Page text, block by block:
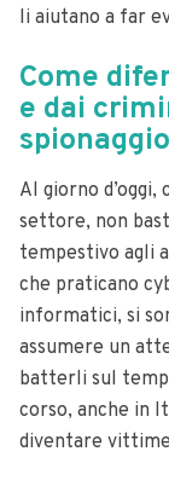
li aiutano a far
Come
e dai
Al giorno
settore, non
tempestivo agli
che praticano
informatici, si
assumere un
batterli sul
corso, anche in
diventare